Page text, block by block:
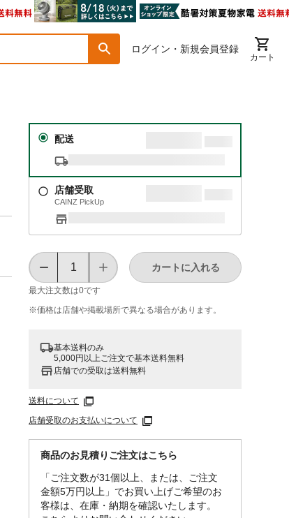
ログイン・新規会員登録
カート
配送
店舗受取
CAINZ PickUp
最大注文数は0です
カートに入れる
※価格は​店舗や​掲載場所で​異なる​場合が​あります。
基本送料のみ
5,000円以上ご注文で基本送料無料
店舗での受取は送料無料
送料について
店舗受取のお支払いについて
商品のお見積りご注文はこちら
「ご注文数が31個以上、または、ご注文
金額5万円以上」でお買い上げご希望のお
客様は、在庫・納期を確認いたします。